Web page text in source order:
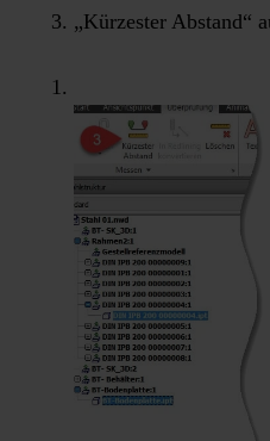
„Kürzester Abstand“